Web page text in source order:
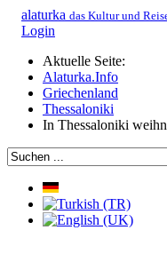
alaturka das Kultur und
Login
Aktuelle Seite:
Alaturka.Info
Griechenland
Thessaloniki
In Thessaloniki